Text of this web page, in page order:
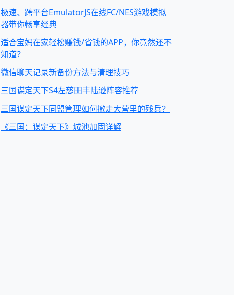
极速、跨平台EmulatorJS在线FC/NES游戏模拟
器带你畅享经典
适合宝妈在家轻松赚钱/省钱的APP，你竟然还不
知道？
微信聊天记录新备份方法与清理技巧
三国谋定天下S4左慈田丰陆逊阵容推荐
三国谋定天下同盟管理如何撤走大营里的残兵？
《三国：谋定天下》城池加固详解